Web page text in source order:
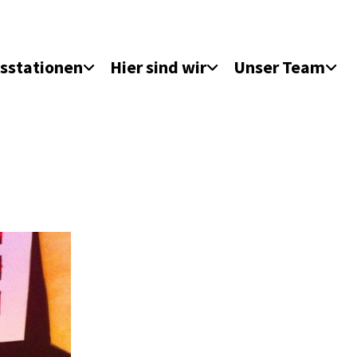
Hier sind wir Unser Team